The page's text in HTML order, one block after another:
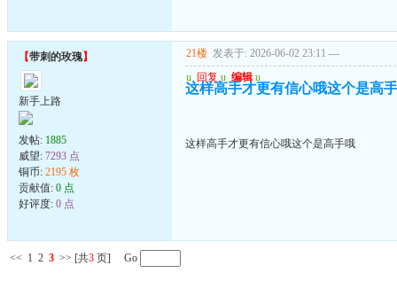
【带刺的玫瑰】
新手上路
发帖: 1885
威望: 7293 点
铜币: 2195 枚
贡献值: 0 点
好评度: 0 点
21楼 发表于: 2026-06-02 23:11 ---
u 回复 u 编辑 u
这样高手才更有信心哦这个是高
这样高手才更有信心哦这个是高手哦
<< 1 2 3 >> [共3 页] Go